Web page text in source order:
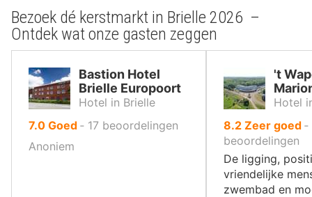
Bezoek dé kerstmarkt in Brielle 2026 –
Ontdek wat onze gasten zeggen
Bastion Hotel
Brielle Europoort
Hotel in Brielle
7.0uit
10
Goed ‐ 17 beoordelingen
Anoniem
't
Hotel
8.2uit
10
,
Zeer goed ‐
beoordelingen
De ligging,
vriendelijke
zwembad en